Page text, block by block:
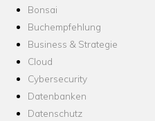
Bonsai
Buchempfehlung
Business & Strategie
Cloud
Cybersecurity
Datenbanken
Datenschutz